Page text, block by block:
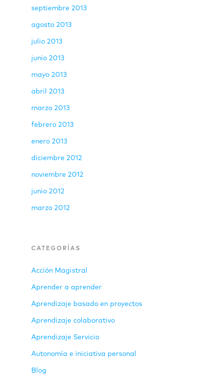
septiembre 2013
agosto 2013
julio 2013
junio 2013
mayo 2013
abril 2013
marzo 2013
febrero 2013
enero 2013
diciembre 2012
noviembre 2012
junio 2012
marzo 2012
CATEGORÍAS
Acción Magistral
Aprender a aprender
Aprendizaje basado en proyectos
Aprendizaje colaborativo
Aprendizaje Servicio
Autonomía e iniciativa personal
Blog